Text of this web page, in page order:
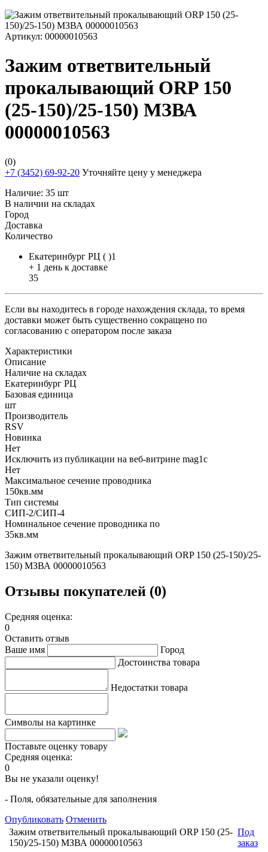
Артикул: 00000010563
Зажим ответвительный
прокалывающий ORP 150
(25-150)/25-150) МЗВА
00000010563
(0)
+7 (3452) 69-92-20 Уточняйте цену у менеджера
Наличие: 35 шт
В наличии на складах
Город
Доставка
Количество
Екатеринбург РЦ ( )1
+ 1 день к доставке
35
Если вы находитесь в городе нахождения склада, то время
доставки может быть существенно сокращено по
согласованию с оператором после заказа
Характеристики
Описание
Наличие на складах
Екатеринбург РЦ
Базовая единица
шт
Производитель
RSV
Новинка
Нет
Исключить из публикации на веб-витрине mag1c
Нет
Максимальное сечение проводника
150кв.мм
Тип системы
СИП-2/СИП-4
Номинальное сечение проводника по
35кв.мм
Зажим ответвительный прокалывающий ORP 150 (25-150)/25-
150) МЗВА 00000010563
Отзывы покупателей (0)
Средняя оценка:
0
Оставить отзыв
Ваше имя
Город
Достоинства товара
Недостатки товара
Символы на картинке
Поставьте оценку товару
Средняя оценка:
0
Вы не указали оценку!
- Поля, обязательные для заполнения
Опубликовать Отменить
Зажим ответвительный прокалывающий ORP 150 (25-
150)/25-150) МЗВА 00000010563
Под
заказ